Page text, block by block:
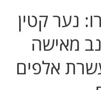
נער קטין
מאישה
אלפים